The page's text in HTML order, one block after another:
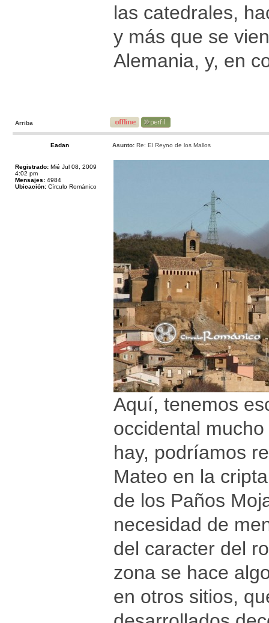
las catedrales,
y más que se
Alemania, y, en
Arriba
Eadan Asunto: Re: El Reyno de los Mallos
Registrado: Mié Jul 08, 2009
4:02 pm
Mensajes: 4984
Ubicación: Círculo Románico
Aquí, tenemos
occidental
hay, podríamos
Mateo en la
de los Paños
necesidad de
del caracter del
zona se hace
en otros sitios,